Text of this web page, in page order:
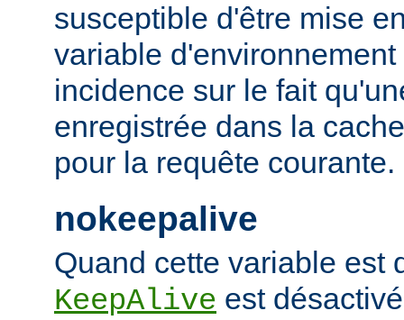
susceptible d'être mise
variable
incidence sur le fait
enregistrée dans la
pour la requête courante.
nokeepalive
Quand cette variable est
KeepAlive est